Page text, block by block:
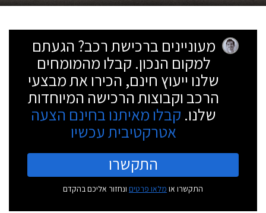
מעוניינים ברכישת רכב? הגעתם
למקום הנכון. קבלו מהמומחים
שלנו ייעוץ חינם, הכירו את מבצעי
הרכב וקבוצות הרכישה המיוחדות
שלנו. קבלו מאיתנו בחינם הצעה
אטרקטיבית עכשיו
התקשרו
התקשרו או מלאו פרטים ונחזור אליכם בהקדם